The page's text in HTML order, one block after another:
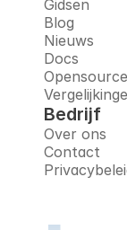
Gidsen
Blog
Nieuws
Docs
Bedrijf
Over ons
Contact